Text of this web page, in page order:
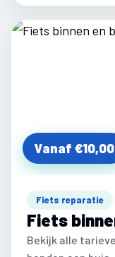
Vanaf €10,00
Fiets reparatie
Fiets
Bekijk alle